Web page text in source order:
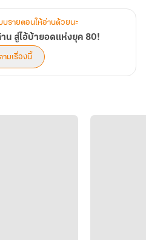
ไอ้
บ้าย
อด
แห่ง
ยุค
80!
บรายตอนให้อ่านด้วยนะ
น สู่ไอ้บ้ายอดแห่งยุค 80!
ามเรื่องนี้